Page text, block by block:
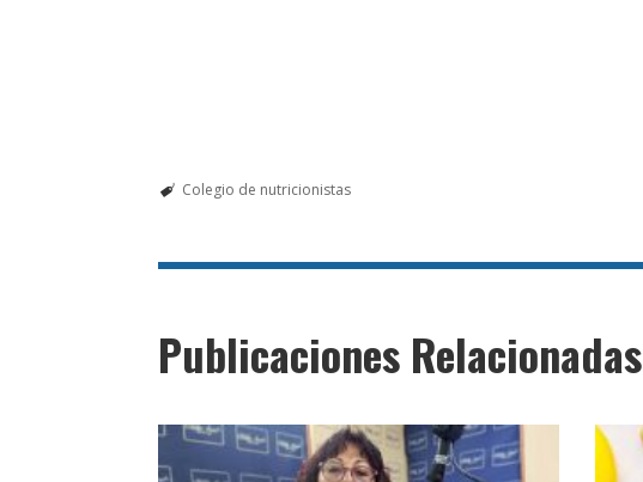
Colegio de nutricionistas
Publicaciones Relacionadas